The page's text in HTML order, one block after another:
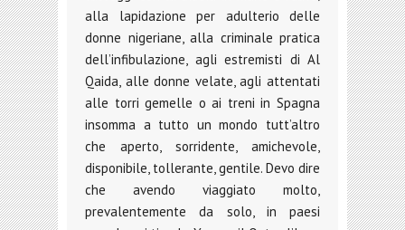
alla lapidazione per adulterio delle
donne nigeriane, alla criminale pratica
dell’infibulazione, agli estremisti di Al
Qaida, alle donne velate, agli attentati
alle torri gemelle o ai treni in Spagna
insomma a tutto un mondo tutt’altro
che aperto, sorridente, amichevole,
disponibile, tollerante, gentile. Devo dire
che avendo viaggiato molto,
prevalentemente da solo, in paesi